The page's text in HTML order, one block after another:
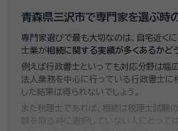
青森県三沢市で専門家を選ぶ時
専門家選びで最も大切なのは、自宅近く
士業が相続に関する実績が多くあるかど
例えば行政書士といっても対応分野は幅
法人業務を中心に行っている行政書士に
した結果は得られないでしょう。
また税理士であれば、相続は税理士試験
験を取る時に選択していない人にとっては